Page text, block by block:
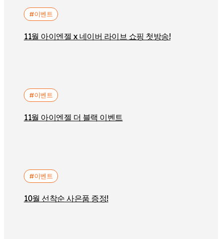
#이벤트
11월 아이엔젤 x 네이버 라이브 쇼핑 첫방송!
#이벤트
11월 아이엔젤 더 블랙 이벤트
#이벤트
10월 선착순 사은품 증정!